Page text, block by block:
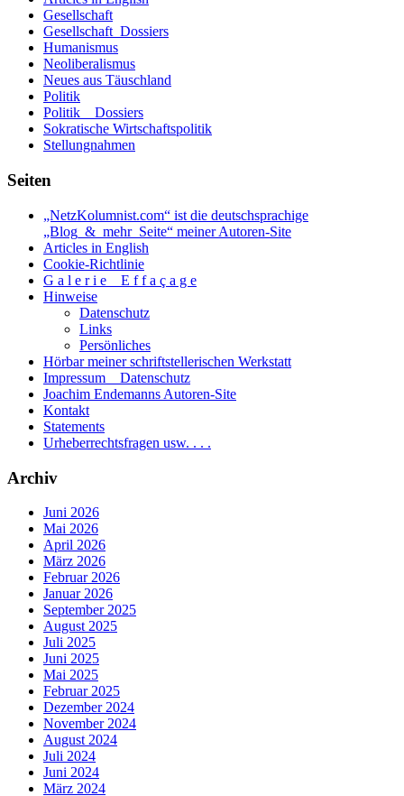
Gesellschaft
Gesellschaft_Dossiers
Humanismus
Neoliberalismus
Neues aus Täuschland
Politik
Politik _ Dossiers
Sokratische Wirtschaftspolitik
Stellungnahmen
Seiten
„NetzKolumnist.com“ ist die deutschsprachige
„Blog_&_mehr_Seite“ meiner Autoren-Site
Articles in English
Cookie-Richtlinie
G a l e r i e _ E f f a ç a g e
Hinweise
Datenschutz
Links
Persönliches
Hörbar meiner schriftstellerischen Werkstatt
Impressum _ Datenschutz
Joachim Endemanns Autoren-Site
Kontakt
Statements
Urheberrechtsfragen usw. . . .
Archiv
Juni 2026
Mai 2026
April 2026
März 2026
Februar 2026
Januar 2026
September 2025
August 2025
Juli 2025
Juni 2025
Mai 2025
Februar 2025
Dezember 2024
November 2024
August 2024
Juli 2024
Juni 2024
März 2024